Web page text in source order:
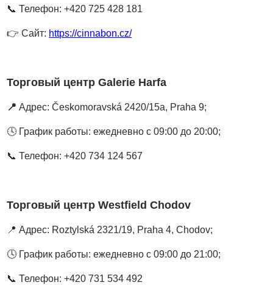
📞 Телефон: +420 725 428 181
👉 Сайт: https://cinnabon.cz/
Торговый центр Galerie Harfa
📍 Адрес: Českomoravská 2420/15a, Praha 9;
🕓 График работы: ежедневно с 09:00 до 20:00;
📞 Телефон: +420 734 124 567
Торговый центр Westfield Chodov
📍 Адрес: Roztylská 2321/19, Praha 4, Chodov;
🕓 График работы: ежедневно с 09:00 до 21:00;
📞 Телефон: +420 731 534 492